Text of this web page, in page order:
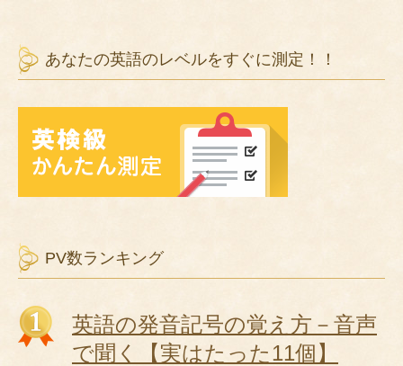
あなたの英語のレベルをすぐに測定！！
PV数ランキング
英語の発音記号の覚え方－音声
で聞く【実はたった11個】